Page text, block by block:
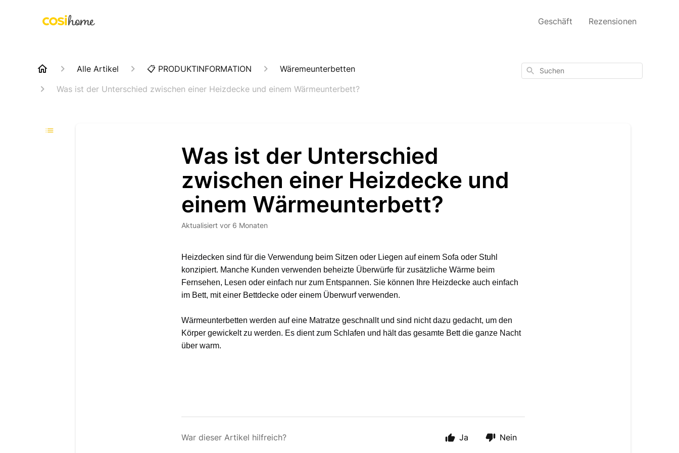
Geschäft Rezensionen
Alle Artikel 📋 PRODUKTINFORMATION
Wäremeunterbetten
Was ist der Unterschied zwischen einer Heizdecke und einem Wärmeunterbett?
Suchen
Was ist der Unterschied
zwischen einer Heizdecke und
einem Wärmeunterbett?
Aktualisiert vor 6 Monaten
Heizdecken sind für die Verwendung beim Sitzen oder Liegen auf einem Sofa oder Stuhl
konzipiert. Manche Kunden verwenden beheizte Überwürfe für zusätzliche Wärme beim
Fernsehen, Lesen oder einfach nur zum Entspannen. Sie können Ihre Heizdecke auch einfach
im Bett, mit einer Bettdecke oder einem Überwurf verwenden.
Wärmeunterbetten werden auf eine Matratze geschnallt und sind nicht dazu gedacht, um den
Körper gewickelt zu werden. Es dient zum Schlafen und hält das gesamte Bett die ganze Nacht
über warm.
War dieser Artikel hilfreich? Ja Nein